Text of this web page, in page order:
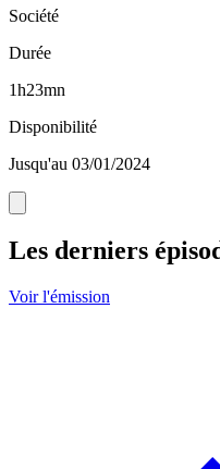
Société
Durée
1h23mn
Disponibilité
Jusqu'au 03/01/2024
Les derniers
Voir l'émission